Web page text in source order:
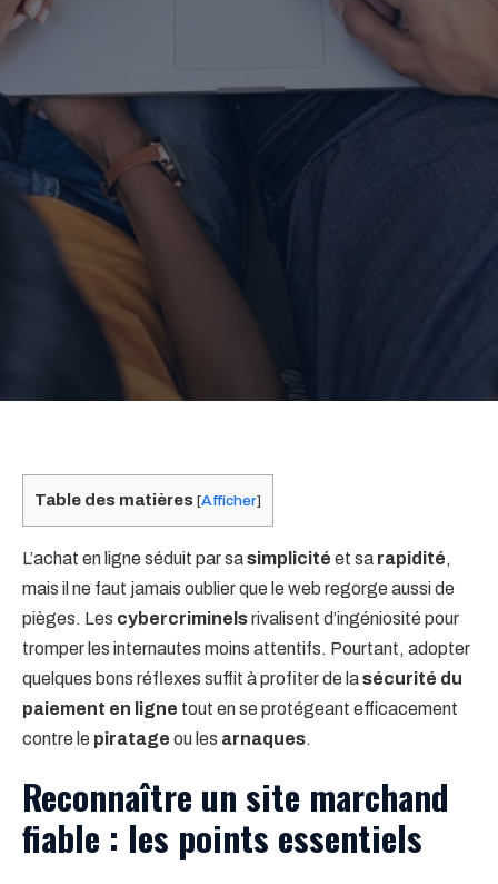
Table des matières [Afficher]
L’achat en ligne séduit par sasimplicité et sa rapidité,
mais il ne faut jamais oublier que le web regorge aussi de
pièges. Les cybercriminelsrivalisent d’ingéniosité pour
tromper les internautes moins attentifs. Pourtant, adopter
quelques bons réflexes suffit à profiter de lasécurité du
paiement en ligne tout en se protégeant efficacement
contre le piratage ou les arnaques.
Reconnaître un site marchand
fiable : les points essentiels